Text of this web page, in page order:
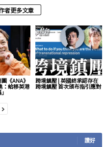
者更多文章
《ANA》
：給移英港
跨境鎮壓 | 英國終承認存在
跨境鎮壓 首次頒布指引應對
讚好